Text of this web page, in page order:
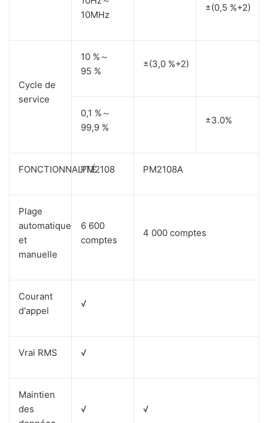
10MHz
±(0,5 %+2)
Cycle de
service
10 %～
95 %
±(3,0 %+2)
0,1 %～
99,9 %
±3.0%
FONCTIONNALITÉPM2108 PM2108A
Plage
automatique
et
manuelle
6 600
comptes
4 000 comptes
Courant
d'appel
√
Vrai RMS √
Maintien
des
√ √